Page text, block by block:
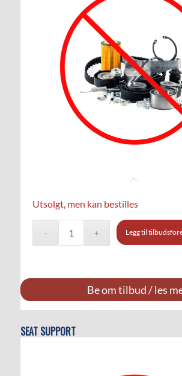
Utsolgt, men kan bestilles
Legg til
Be om tilbud / les
SEAT SUPPORT